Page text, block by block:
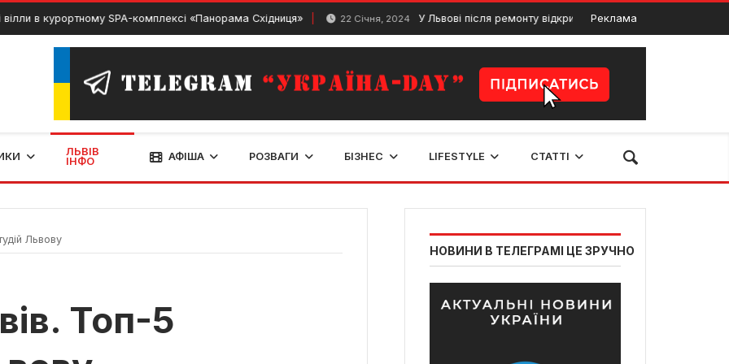
в курортному SPA-комплексі «Панорама Східниця» 22 Січня, 2024 У Львові після ремонту відкрили молодіжний центр
Реклама
ЛЬВІВ
ІНФО
АФІША РОЗВАГИ БІЗНЕС LIFESTYLE СТАТТІ
Львову
Топ-5
НОВИНИ В ТЕЛЕГРАМІ ЦЕ ЗРУЧНО